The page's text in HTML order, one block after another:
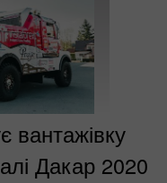
вантажівку
Дакар 2020